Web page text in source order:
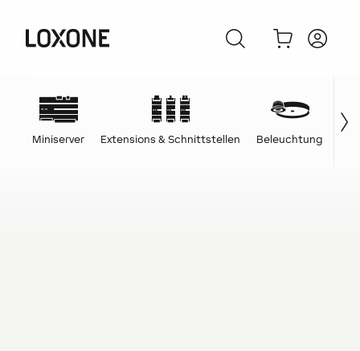
Miniserver Extensions & Schnittstellen Beleuchtung